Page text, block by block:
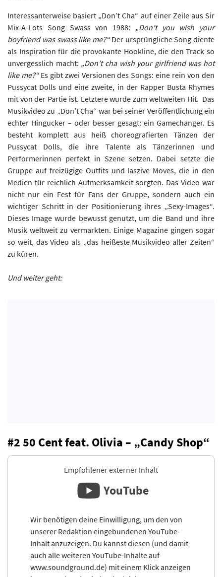
Interessanterweise basiert „Don’t Cha“ auf einer Zeile aus Sir
Mix-A-Lots Song Swass von 1988: „Don’t you wish your
boyfriend was swass like me?“Der ursprüngliche Song diente
als Inspiration für die provokante Hookline, die den Track so
unvergesslich macht: „Don’t cha wish your girlfriend was hot
like me?“Es gibt zwei Versionen des Songs: eine rein von den
Pussycat Dolls und eine zweite, in der Rapper Busta Rhymes
mit von der Partie ist. Letztere wurde zum weltweiten Hit. Das
Musikvideo zu „Don’t Cha“ war bei seiner Veröffentlichung ein
echter Hingucker – oder besser gesagt: ein Gamechanger. Es
besteht komplett aus heiß choreografierten Tänzen der
Pussycat Dolls, die ihre Talente als Tänzerinnen und
Performerinnen perfekt in Szene setzen. Dabei setzte die
Gruppe auf freizügige Outfits und laszive Moves, die in den
Medien für reichlich Aufmerksamkeit sorgten. Das Video war
nicht nur ein Fest für Fans der Gruppe, sondern auch ein
wichtiger Schritt in der Positionierung ihres „Sexy-Images“.
Dieses Image wurde bewusst genutzt, um die Band und ihre
Musik weltweit zu vermarkten. Einige Magazine gingen sogar
so weit, das Video als „das heißeste Musikvideo aller Zeiten“
zu küren.
Und weiter geht:
#2 50 Cent feat. Olivia – „Candy Shop“
Empfohlener externer Inhalt
YouTube
Wir benötigen deine Einwilligung, um den von
unserer Redaktion eingebundenen YouTube-
Inhalt anzuzeigen. Du kannst diesen (und damit
auch alle weiteren YouTube-Inhalte auf
www.soundground.de) mit einem Klick anzeigen